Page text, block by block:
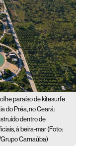
paraíso de kitesurfe
do Préa, no Ceará:
dentro de
à beira-mar (Foto:
Carnaúba)